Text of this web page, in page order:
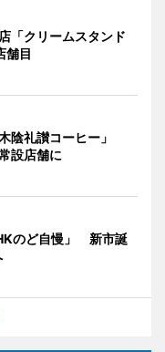
「クリームスタンド
舗目
陰礼讃コーヒー」
設店舗に
のど自慢」 新市誕